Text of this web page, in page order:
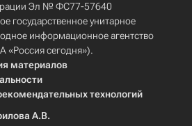
Эл № ФС77-57640
государственное унитарное
информационное агентство
«Россия сегодня»).
материалов
технологий
А.В.